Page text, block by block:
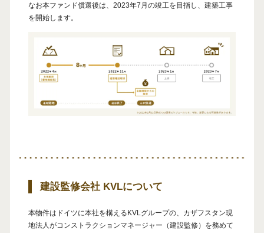
なお本ファンド償還後は、2023年7月の竣工を目指し、建築工事
を開始します。
建設監修会社 KVLについて
本物件はドイツに本社を構えるKVLグループの、カザフスタン現
地法人がコンストラクションマネージャー（建設監修）を務めて